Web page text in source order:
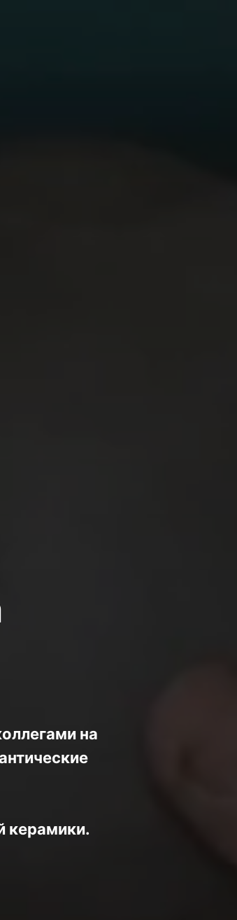
на
керамики.